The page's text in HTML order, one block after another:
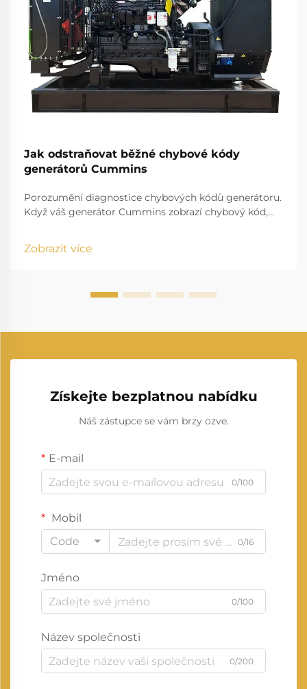
Jak odstraňovat běžné chybové kódy
generátorů Cummins
Porozumění diagnostice chybových kódů generátoru.
Když váš generátor Cummins zobrazí chybový kód,
generátor komunikuje potenciální problémy, ...
Zobrazit více
Získejte bezplatnou nabídku
Náš zástupce se vám brzy ozve.
E-mail
0/100
Mobil
Code
0/16
Jméno
0/100
Název společnosti
0/200